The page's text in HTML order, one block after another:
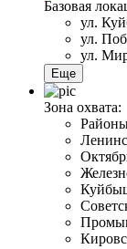
Базовая
ул.
ул.
ул.
Еще
Зона охвата: